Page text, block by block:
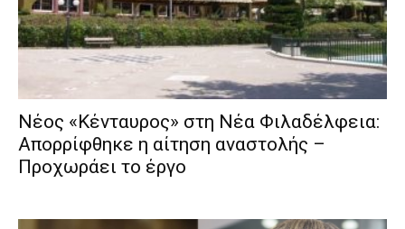
Νέος «Κένταυρος» στη Νέα Φιλαδέλφεια:
Απορρίφθηκε η αίτηση αναστολής –
Προχωράει το έργο